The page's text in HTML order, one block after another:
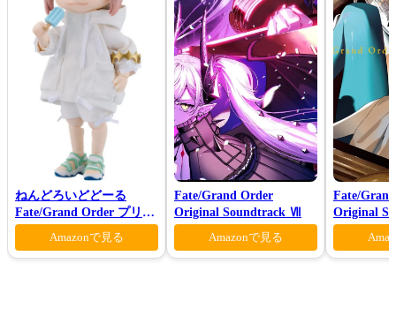
ねんどろいどどーる
Fate/Grand Order プリテ
ンダー/オベロン 爽やかサ
マー・プリンスVer.
Amazonで見る
Fate/Grand Order
Original Soundtrack Ⅶ
Amazonで見る
Fate/
Original
Ⅶ(初回仕